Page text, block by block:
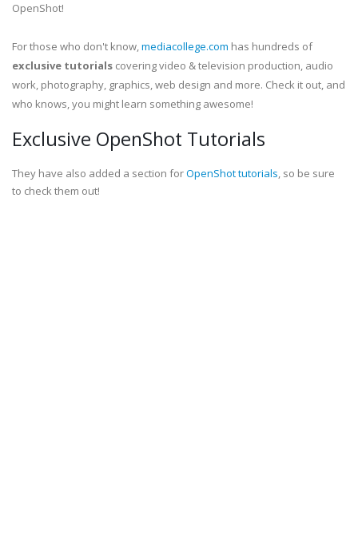
OpenShot!
For those who don't know,mediacollege.com has hundreds of
exclusive tutorials covering video & television production, audio
work, photography, graphics, web design and more. Check it out, and
who knows, you might learn something awesome!
Exclusive OpenShot Tutorials
They have also added a section forOpenShot tutorials, so be sure
to check them out!